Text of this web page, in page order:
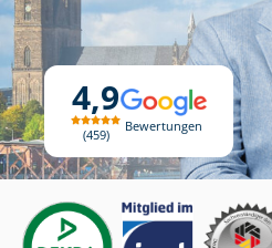
4,9
459
Bewertungen